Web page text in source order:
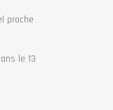
proche
le 13